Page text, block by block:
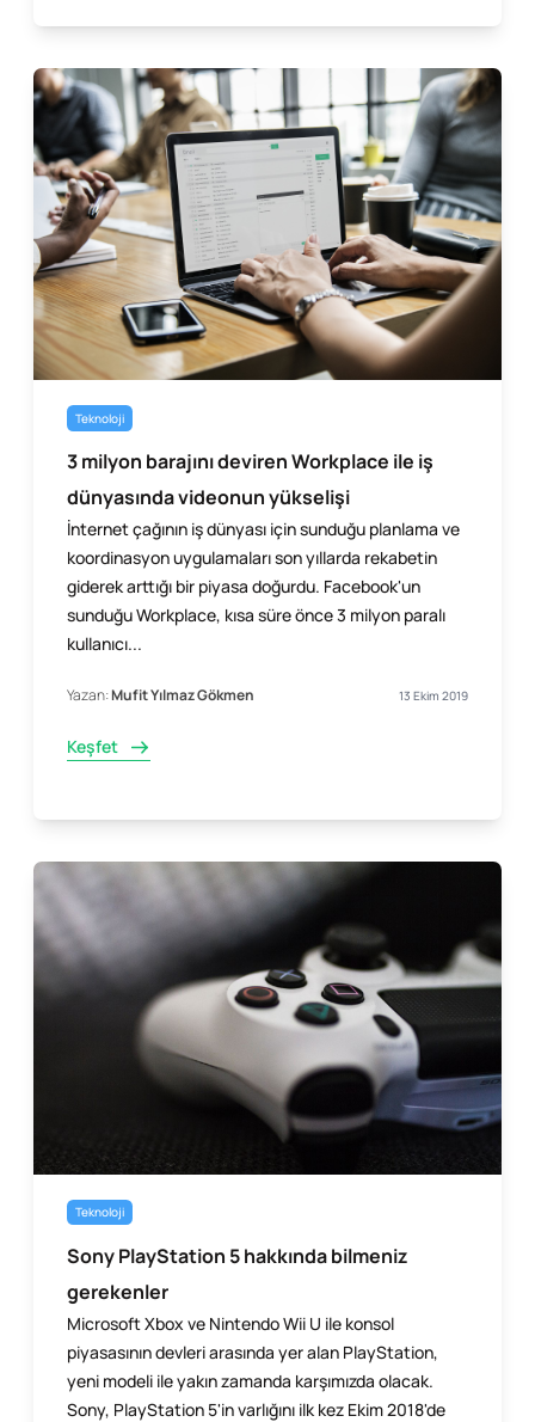
Teknoloji
3 milyon barajını deviren Workplace ile iş
dünyasında videonun yükselişi
İnternet çağının iş dünyası için sunduğu planlama ve
koordinasyon uygulamaları son yıllarda rekabetin
giderek arttığı bir piyasa doğurdu. Facebook'un
sunduğu Workplace, kısa süre önce 3 milyon paralı
kullanıcı...
Yazan:Mufit Yılmaz Gökmen 13 Ekim 2019
Keşfet
Teknoloji
Sony PlayStation 5 hakkında bilmeniz
gerekenler
Microsoft Xbox ve Nintendo Wii U ile konsol
piyasasının devleri arasında yer alan PlayStation,
yeni modeli ile yakın zamanda karşımızda olacak.
Sony, PlayStation 5'in varlığını ilk kez Ekim 2018'de